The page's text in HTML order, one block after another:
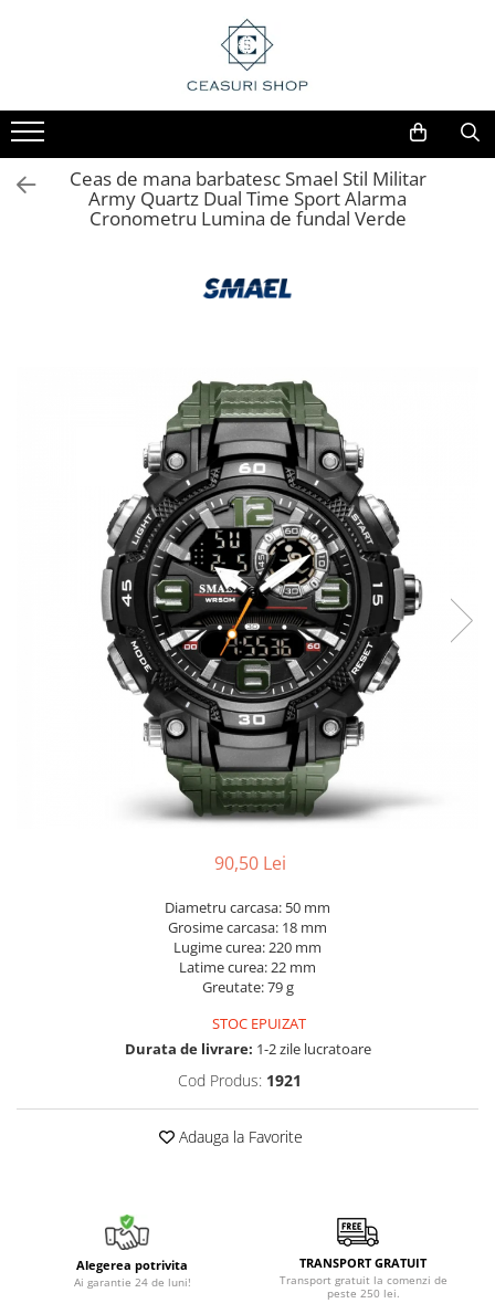
Ceas de mana barbatesc Smael Stil Militar
Army Quartz Dual Time Sport Alarma
Cronometru Lumina de fundal Verde
90,50 Lei
Diametru carcasa: 50 mm
Grosime carcasa: 18 mm
Lugime curea: 220 mm
Latime curea: 22 mm
Greutate: 79 g
STOC EPUIZAT
Durata de livrare: 1-2 zile lucratoare
Cod Produs: 1921
Adauga la Favorite
Alegerea potrivita
Ai garantie 24 de luni!
TRANSPORT GRATUIT
Transport gratuit la comenzi de
peste 250 lei.